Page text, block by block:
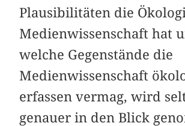
Plausibilitäten die
Medienwissenschaft hat
welche Gegenstände die
Medienwissenschaft
erfassen vermag, wird
genauer in den Blick